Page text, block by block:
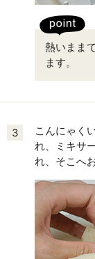
熱いまま
ます。
3
こんにゃく
れ、ミキサ
れ、そこへ